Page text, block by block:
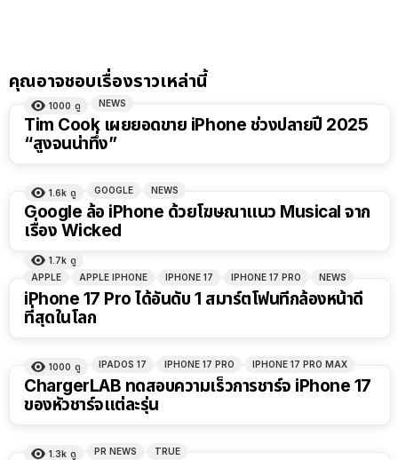
คุณอาจชอบเรื่องราวเหล่านี้
1000 ดู NEWS
Tim Cook เผยยอดขาย iPhone ช่วงปลายปี 2025
“สูงจนน่าทึ่ง”
1.6k ดู GOOGLE NEWS
Google ล้อ iPhone ด้วยโฆษณาแนว Musical จาก
เรื่อง Wicked
1.7k ดู
APPLE
APPLE IPHONE IPHONE 17 IPHONE 17 PRO NEWS
iPhone 17 Pro ได้อันดับ 1 สมาร์ตโฟนที่กล้องหน้าดี
ที่สุดในโลก
1000 ดู IPADOS 17 IPHONE 17 PRO IPHONE 17 PRO MAX
ChargerLAB ทดสอบความเร็วการชาร์จ iPhone 17
ของหัวชาร์จแต่ละรุ่น
1.3k ดู PR NEWS TRUE